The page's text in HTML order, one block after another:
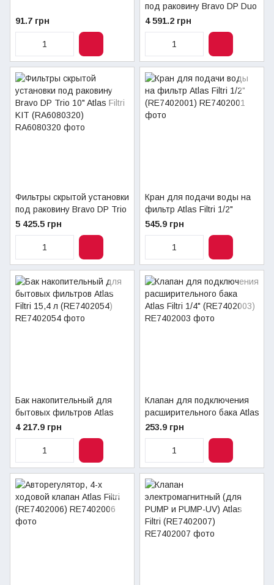
91.7 грн
под раковину Bravo DP Duo
BW 10" Atlas Filtri KIT
(RA6080003)
4 591.2 грн
Фильтры скрытой установки
под раковину Bravo DP Trio
10" Atlas Filtri KIT
(RA6080320)
5 425.5 грн
Кран для подачи воды на
фильтр Atlas Filtri 1/2"
(RE7402001)
545.9 грн
Бак накопительный для
бытовых фильтров Atlas
Filtri 15,4 л (RE7402054)
4 217.9 грн
Клапан для подключения
расширительного бака Atlas
Filtri 1/4" (RE7402003)
253.9 грн